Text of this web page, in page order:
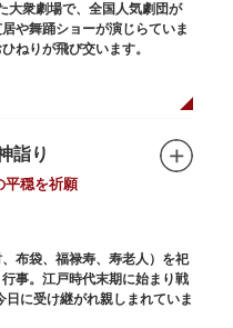
大衆劇場で、全国人気劇団が
や舞踊ショーが演じらていま
ねりが飛び交います。
詣り
平穏を祈願
布袋、福禄寿、寿老人）を祀
事。江戸時代末期に始まり戦
に受け継がれ親しまれていま